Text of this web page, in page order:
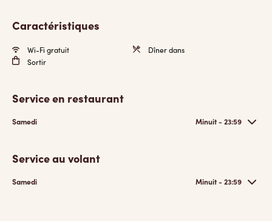
Caractéristiques
Wi-Fi gratuit
Dîner dans
Sortir
Service en restaurant
Samedi Minuit - 23:59
Service au volant
Samedi Minuit - 23:59